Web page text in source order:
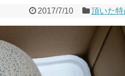
2017/7/10 頂いた特